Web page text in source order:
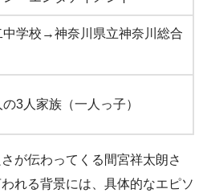
中学校→神奈川県立神奈川総合
3人家族（一人っ子）
が伝わってくる間宮祥太朗さ
れる背景には、具体的なエピソ